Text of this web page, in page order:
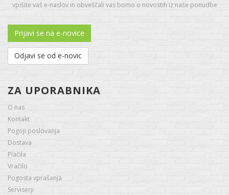
vpišite vaš e-naslov in obveščali vas bomo o novostih iz naše ponudbe
Prijavi se na e-novice
Odjavi se od e-novic
ZA UPORABNIKA
O nas
Kontakt
Pogoji poslovanja
Dostava
Plačila
Vračilo
Pogosta vprašanja
Serviserji